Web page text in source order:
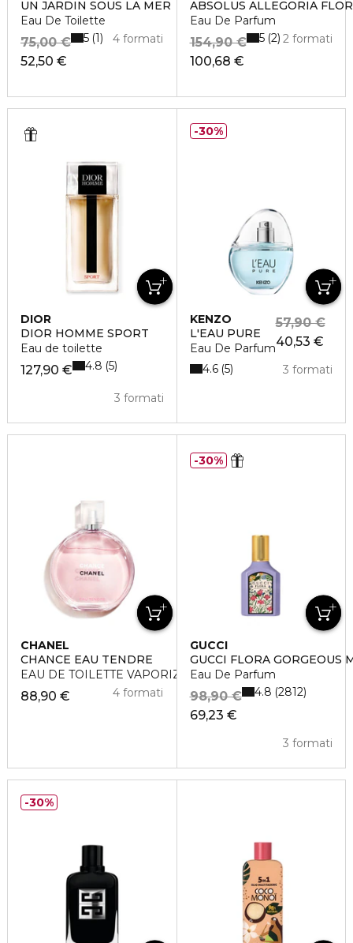
UN JARDIN SOUS LA MER
Eau De Toilette
52,50 €
75,00 € 4 formati
5 1
ABSOLUS ALLEGORIA
Eau De Parfum
100,68 €
154,90 € 2 formati
5 2
DIOR
DIOR HOMME SPORT
Eau de toilette
127,90 €
3 formati
4.8 5
KENZO
L'EAU PURE
Eau De Parfum40,53 €
57,90 €
3 formati
4.6 5
30%
CHANEL
CHANCE EAU TENDRE
EAU DE TOILETTE VAPORIZZATORE
88,90 € 4 formati
GUCCI
GUCCI FLORA GORGEOUS
Eau De Parfum
69,23 €
98,90 €
3 formati
4.8 2812
30%
30%